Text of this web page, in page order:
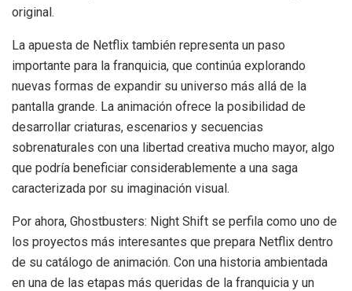
original.
La apuesta de Netflix también representa un paso
importante para la franquicia, que continúa explorando
nuevas formas de expandir su universo más allá de la
pantalla grande. La animación ofrece la posibilidad de
desarrollar criaturas, escenarios y secuencias
sobrenaturales con una libertad creativa mucho mayor, algo
que podría beneficiar considerablemente a una saga
caracterizada por su imaginación visual.
Por ahora, Ghostbusters: Night Shift se perfila como uno de
los proyectos más interesantes que prepara Netflix dentro
de su catálogo de animación. Con una historia ambientada
en una de las etapas más queridas de la franquicia y un